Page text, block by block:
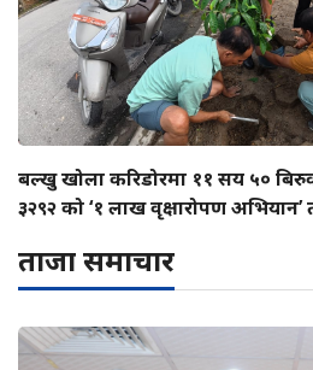
बल्खु खोला करिडोरमा ११ सय ५० बिरुवा
३२९२ को ‘१ लाख वृक्षारोपण अभियान’
ताजा समाचार